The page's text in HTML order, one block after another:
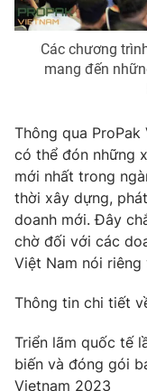
Các chương
mang đến
Thông qua
có thể đón những
mới nhất trong
thời xây dựng,
doanh mới. Đây
chờ đối với các
Việt Nam nói
Thông tin chi tiết
Triển lãm quốc tế
biến và đóng gói
Vietnam 2023